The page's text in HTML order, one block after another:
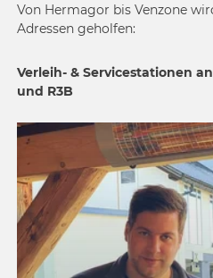
Von Hermagor bis Venzone
Adressen geholfen:
Verleih- & Servicestationen
und R3B